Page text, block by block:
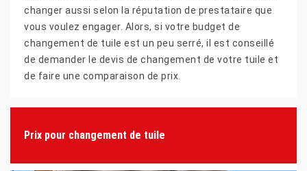
changer aussi selon la réputation de prestataire que
vous voulez engager. Alors, si votre budget de
changement de tuile est un peu serré, il est conseillé
de demander le devis de changement de votre tuile et
de faire une comparaison de prix.
Prix pour changement de tuile